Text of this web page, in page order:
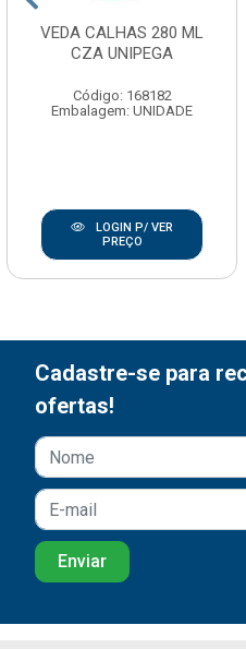
VEDA CALHAS 280 ML
CZA UNIPEGA
Código: 168182
Embalagem: UNIDADE
LOGIN P/ VER
PREÇO
Cadastre-se para
ofertas!